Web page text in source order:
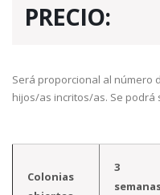
PRECIO:
Será proporcional al número
hijos/as incritos/as. Se podrá
Colonias
3